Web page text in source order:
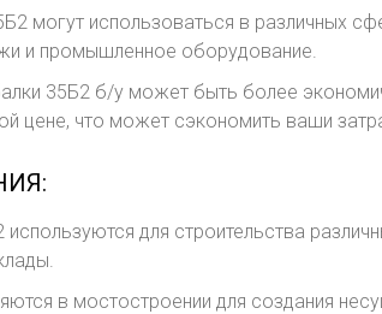
могут использоваться в различных
и промышленное оборудование.
35Б2 б/у может быть более
цене, что может сэкономить ваши
используются для строительства
в мостостроении для создания